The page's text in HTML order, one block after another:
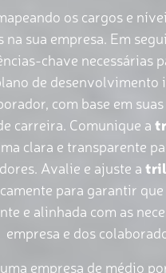
os cargos e
na sua empresa. Em
chave necessárias
de desenvolvimento
com base em
carreira. Comunique a
clara e transparente
Avalie e ajuste a
para garantir
e alinhada com as
empresa e dos
empresa de médio